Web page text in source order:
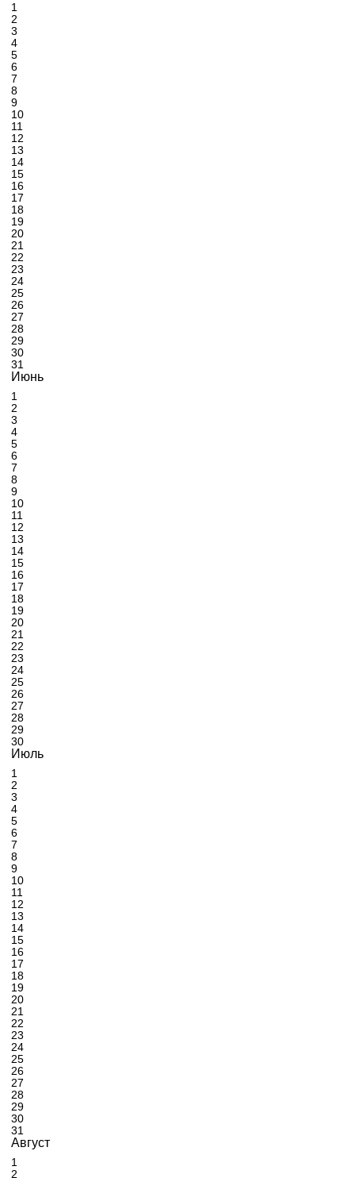
1
2
3
4
5
6
7
8
9
10
11
12
13
14
15
16
17
18
19
20
21
22
23
24
25
26
27
28
29
30
31
Июнь
1
2
3
4
5
6
7
8
9
10
11
12
13
14
15
16
17
18
19
20
21
22
23
24
25
26
27
28
29
30
Июль
1
2
3
4
5
6
7
8
9
10
11
12
13
14
15
16
17
18
19
20
21
22
23
24
25
26
27
28
29
30
31
Август
1
2